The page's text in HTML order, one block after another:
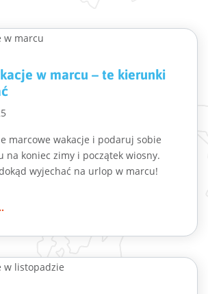
w marcu – te kierunki
marcowe wakacje i podaruj sobie
na koniec zimy i początek wiosny.
wyjechać na urlop w marcu!